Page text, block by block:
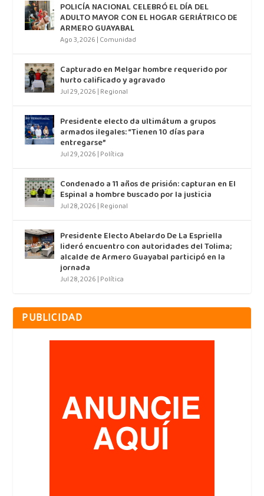
POLICÍA NACIONAL CELEBRÓ EL DÍA DEL
ADULTO MAYOR CON EL HOGAR GERIÁTRICO DE
ARMERO GUAYABAL
Ago 3, 2026 | Comunidad
Capturado en Melgar hombre requerido por
hurto calificado y agravado
Jul 29, 2026 | Regional
Presidente electo da ultimátum a grupos
armados ilegales: “Tienen 10 días para
entregarse”
Jul 29, 2026 | Política
Condenado a 11 años de prisión: capturan en El
Espinal a hombre buscado por la justicia
Jul 28, 2026 | Regional
Presidente Electo Abelardo De La Espriella
lideró encuentro con autoridades del Tolima;
alcalde de Armero Guayabal participó en la
jornada
Jul 28, 2026 | Política
PUBLICIDAD